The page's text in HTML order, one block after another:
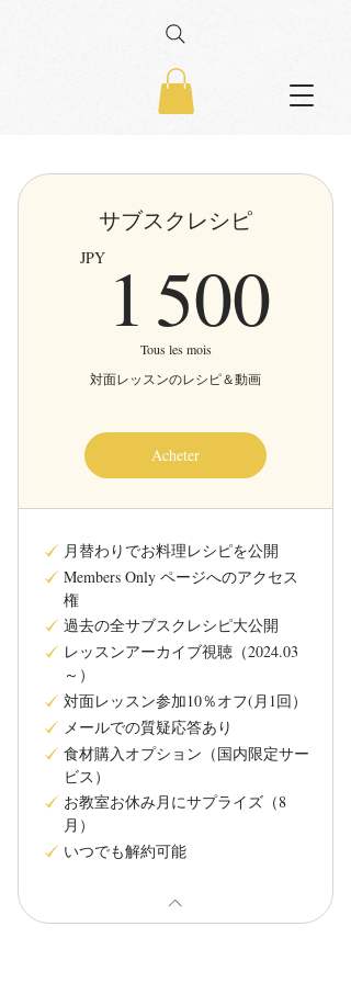
サブスクレシピ
JPY 1 500
Tous les mois
対面レッスンのレシピ＆動画
Acheter
月替わりでお料理レシピを公開
Members Only ページへのアクセス
権
過去の全サブスクレシピ大公開
レッスンアーカイブ視聴（2024.03
～）
対面レッスン参加10％オフ(月1回）
メールでの質疑応答あり
食材購入オプション（国内限定サー
ビス）
お教室お休み月にサプライズ（8
月）
いつでも解約可能